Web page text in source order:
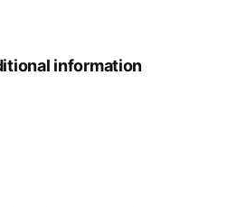
information